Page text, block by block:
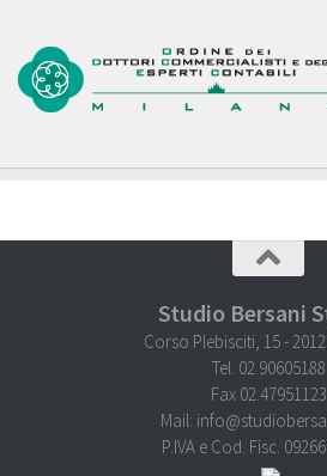
Studio Bersani
Corso Plebisciti, 15 -
Tel. 02.90605188
Fax 02.47951123
Mail:
P.IVA e Cod. Fisc.